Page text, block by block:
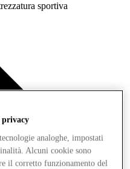
sportiva
privacy
analoghe, impostati
Alcuni cookie sono
il corretto funzionamento del